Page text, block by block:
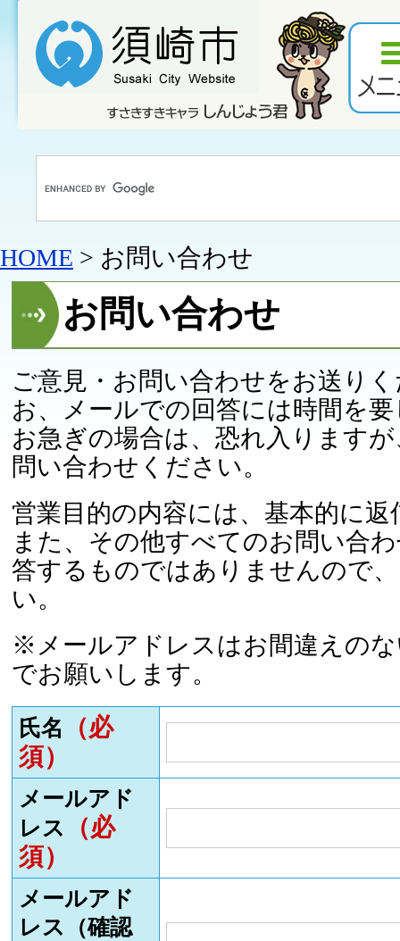
HOME > お問い合わせ
お問い合わせ
ご意見・お問い合わせをお送り
お、メールでの回答には時間を
お急ぎの場合は、恐れ入ります
問い合わせください。
営業目的の内容には、基本的に
また、その他すべてのお問い合
答するものではありませんので
い。
※メールアドレスはお間違えの
でお願いします。
氏名
（必
須）
メールアド
レス
（必
須）
メールアド
レス（確認